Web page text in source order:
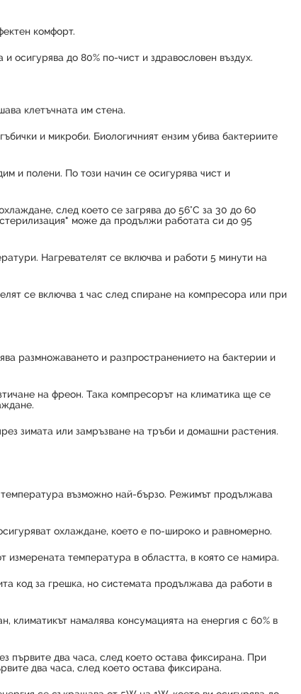
комфорт.
осигурява до 80% по-чист и здравословен въздух.
клетъчната им стена.
и микроби. Биологичният ензим убива бактериите
и полени. По този начин се осигурява чист и
след което се загрява до 56°C за 30 до 60
може да продължи работата си до 95
Нагревателят се включва и работи 5 минути на
се включва 1 час след спиране на компресора или при
размножаването и разпространението на бактерии и
на фреон. Така компресорът на климатика ще се
зимата или замръзване на тръби и домашни растения.
възможно най-бързо. Режимът продължава
охлаждане, което е по-широко и равномерно.
измерената температура в областта, в която се намира.
код за грешка, но системата продължава да работи в
климатикът намалява консумацията на енергия с 60% в
първите два часа, след което остава фиксирана. При
два часа, след което остава фиксирана.